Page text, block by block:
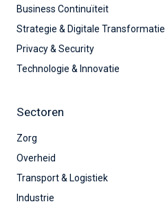
Business Continuïteit
Strategie & Digitale Transformatie
Privacy & Security
Technologie & Innovatie
Sectoren
Zorg
Overheid
Transport & Logistiek
Industrie